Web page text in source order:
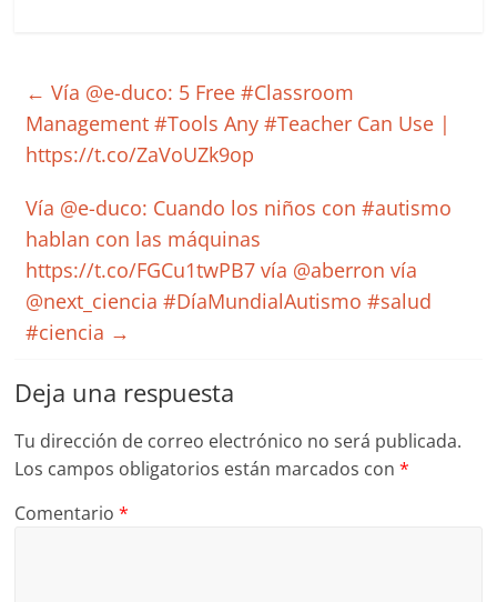
← Vía @e-duco: 5 Free #Classroom
Management #Tools Any #Teacher Can Use |
https://t.co/ZaVoUZk9op
Vía @e-duco: Cuando los niños con #autismo
hablan con las máquinas
https://t.co/FGCu1twPB7 vía @aberron vía
@next_ciencia #DíaMundialAutismo #salud
#ciencia →
Deja una respuesta
Tu dirección de correo electrónico no será publicada.
Los campos obligatorios están marcados con*
Comentario*